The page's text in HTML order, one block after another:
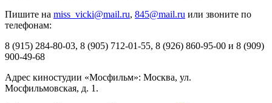
Пишите на miss_vicki@mail.ru, 845@mail.ru или звоните по
телефонам:
8 (915) 284-80-03, 8 (905) 712-01-55, 8 (926) 860-95-00 и 8 (909)
900-49-68
Адрес киностудии «Мосфильм»: Москва, ул.
Мосфильмовская, д. 1.